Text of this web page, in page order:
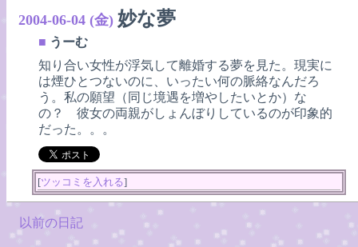
2004-06-04 (金) 妙な夢
■ うーむ
知り合い女性が浮気して離婚する夢を見た。現実に
は煙ひとつないのに、いったい何の脈絡なんだろ
う。私の願望（同じ境遇を増やしたいとか）な
の？ 彼女の両親がしょんぼりしているのが印象的
だった。。。
[ツッコミを入れる]
以前の日記